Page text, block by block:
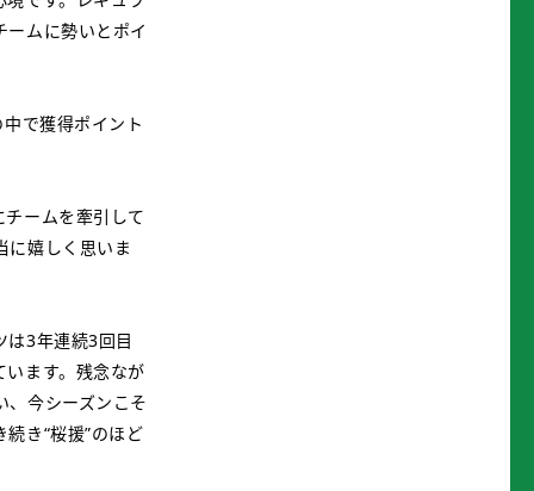
ムに勢いとポイ
で獲得ポイント
ームを牽引して
に嬉しく思いま
は3年連続3回目
ます。残念なが
、今シーズンこそ
き“桜援”のほど